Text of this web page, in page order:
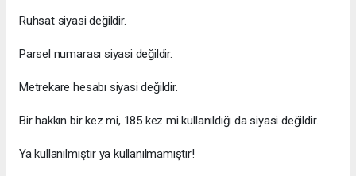
Ruhsat siyasi değildir.
Parsel numarası siyasi değildir.
Metrekare hesabı siyasi değildir.
Bir hakkın bir kez mi, 185 kez mi kullanıldığı da siyasi değildir.
Ya kullanılmıştır ya kullanılmamıştır!